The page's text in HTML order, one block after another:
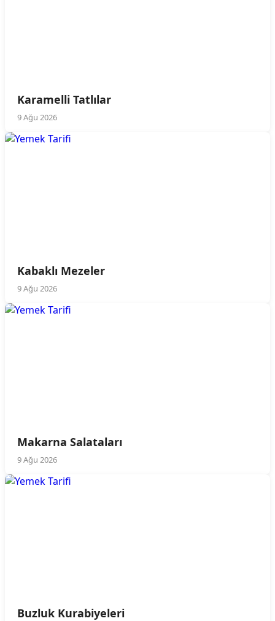
Karamelli Tatlılar
9 Ağu 2026
Kabaklı Mezeler
9 Ağu 2026
Makarna Salataları
9 Ağu 2026
Buzluk Kurabiyeleri